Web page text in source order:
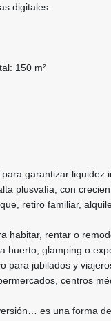
digitales
150 m²
garantizar liquidez
plusvalía, con
retiro familiar,
habitar, rentar o
huerto, glamping o
para jubilados y
centros
es una forma